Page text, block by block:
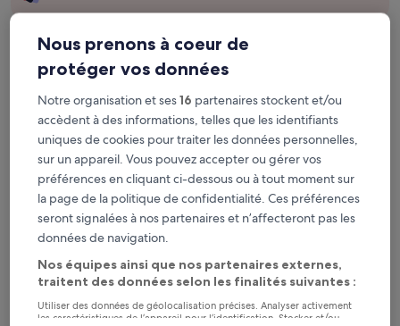
Consultez les prix pour ces dates
Ce soir
6 août - 7 août
Demain
7 août - 8 août
Ce week-end
7 août - 9 août
Le week-end prochain
14 août - 16 août
Porte Océane du
Limousin : où séjourner ?
Saint-Junien : les meilleurs hôtels
The Originals City, Hôtel Le Boeuf Rouge, Saint-Junien
Citotel
Nous prenons à coeur de
protéger vos données
Notre organisation et ses16 partenaires stockent et/ou
accèdent à des informations, telles que les identifiants
uniques de cookies pour traiter les données personnelles,
sur un appareil. Vous pouvez accepter ou gérer vos
préférences en cliquant ci-dessous ou à tout moment sur
la page de la politique de confidentialité. Ces préférences
seront signalées à nos partenaires et n’affecteront pas les
données de navigation.
Nos équipes ainsi que nos partenaires externes,
traitent des données selon les finalités suivantes :
Utiliser des données de géolocalisation précises. Analyser activement
les caractéristiques de l’appareil pour l’identification. Stocker et/ou